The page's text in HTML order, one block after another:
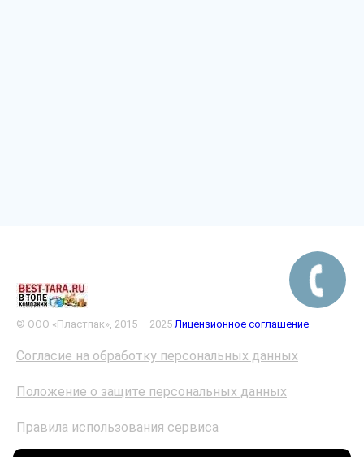
© ООО «Пластпак», 2015 – 2025 Лицензионное соглашение
Согласие на обработку персональных данных
Положение о защите персональных данных
Правила использования сервиса